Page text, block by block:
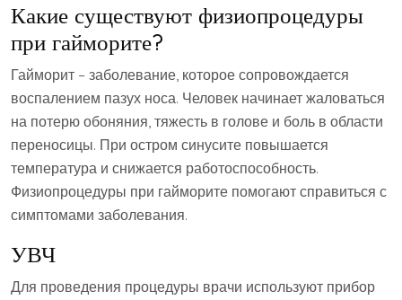
Какие существуют физиопроцедуры
при гайморите?
Гайморит – заболевание, которое сопровождается
воспалением пазух носа. Человек начинает жаловаться
на потерю обоняния, тяжесть в голове и боль в области
переносицы. При остром синусите повышается
температура и снижается работоспособность.
Физиопроцедуры при гайморите помогают справиться с
симптомами заболевания.
УВЧ
Для проведения процедуры врачи используют прибор